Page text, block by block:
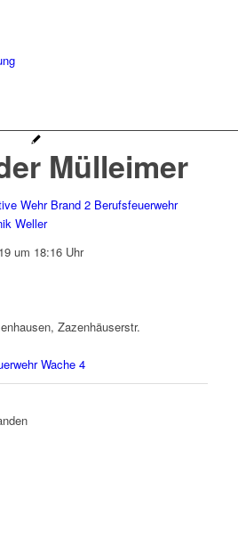
Mülleimer
Wehr Brand 2 Berufsfeuerwehr
Weller
um 18:16 Uhr
Zazenhäuserstr.
Wache 4